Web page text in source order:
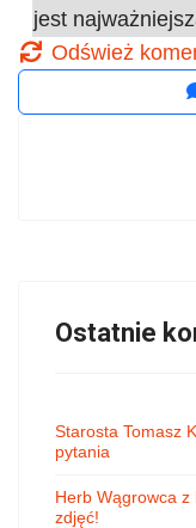
jest
Odśwież
Ostatnie
Starosta Tomasz
pytania
Herb Wągrowca z
zdjęć!